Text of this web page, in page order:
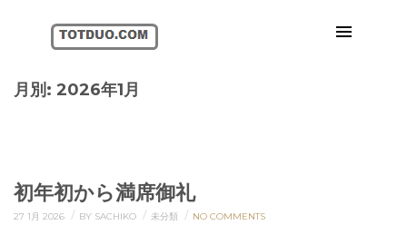
月別: 2026年1月
初年初から満席御礼
27 1月 2026 / BY SACHIKO / 未分類 / NO COMMENTS